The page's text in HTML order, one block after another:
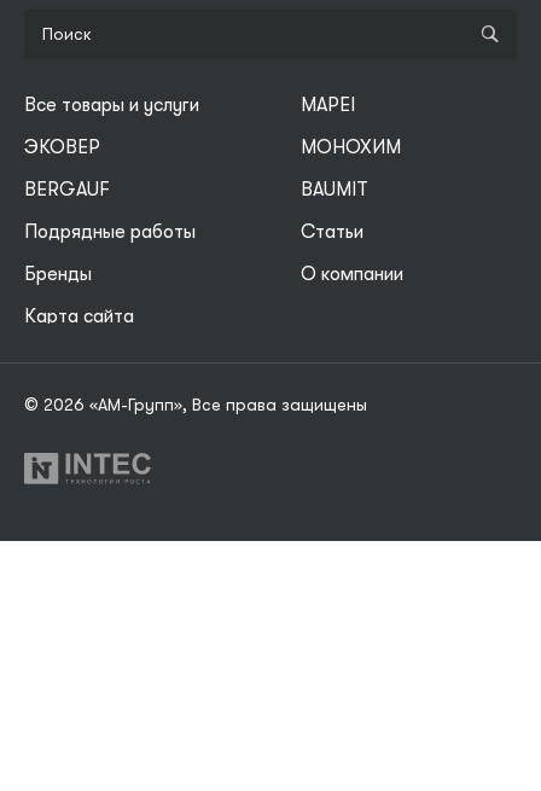
Все товары и услуги
MAPEI
ЭКОВЕР
МОНОХИМ
BERGAUF
BAUMIT
Подрядные работы
Статьи
Бренды
О компании
Карта сайта
© 2026 «АМ-Групп», Все права защищены